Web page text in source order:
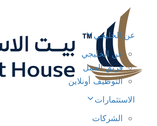
عن الخليجي
عن الخليجي
فريق العمل
التوظيف أونلاين
الاستثمارات
الشركات